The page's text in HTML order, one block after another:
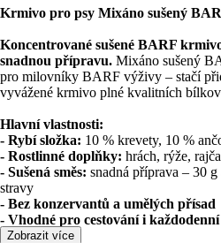
Krmivo pro psy Mixáno sušený
Koncentrované sušené BARF
snadnou přípravu. Mixáno sušený
pro milovníky BARF výživy – stačí
vyvážené krmivo plné kvalitních
Hlavní vlastnosti:
- Rybí složka: 10 % krevety, 10 %
- Rostlinné doplňky: hrách, rýže,
- Sušená směs: snadná příprava – 30
stravy
- Bez konzervantů a umělých přísad
- Vhodné pro cestování i
Zobrazit více